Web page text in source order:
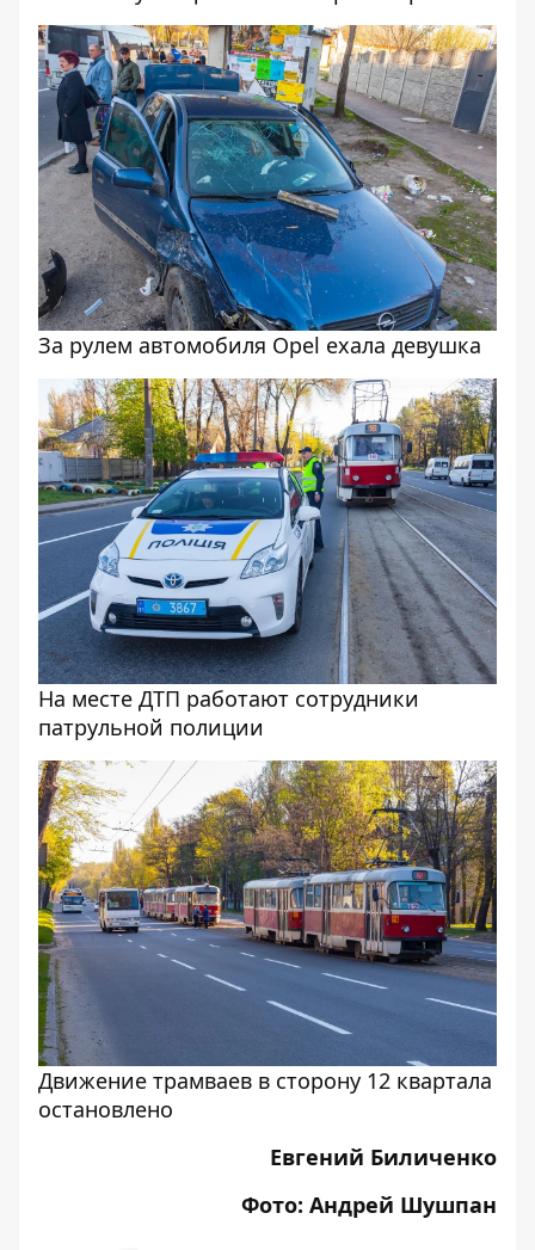
За рулем автомобиля Opel ехала девушка
На месте ДТП работают сотрудники
патрульной полиции
Движение трамваев в сторону 12 квартала
остановлено
Евгений Биличенко
Фото: Андрей Шушпан